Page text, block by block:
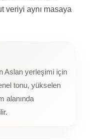
veriyi aynı masaya
Aslan yerleşimi için
tonu, yükselen
alanında